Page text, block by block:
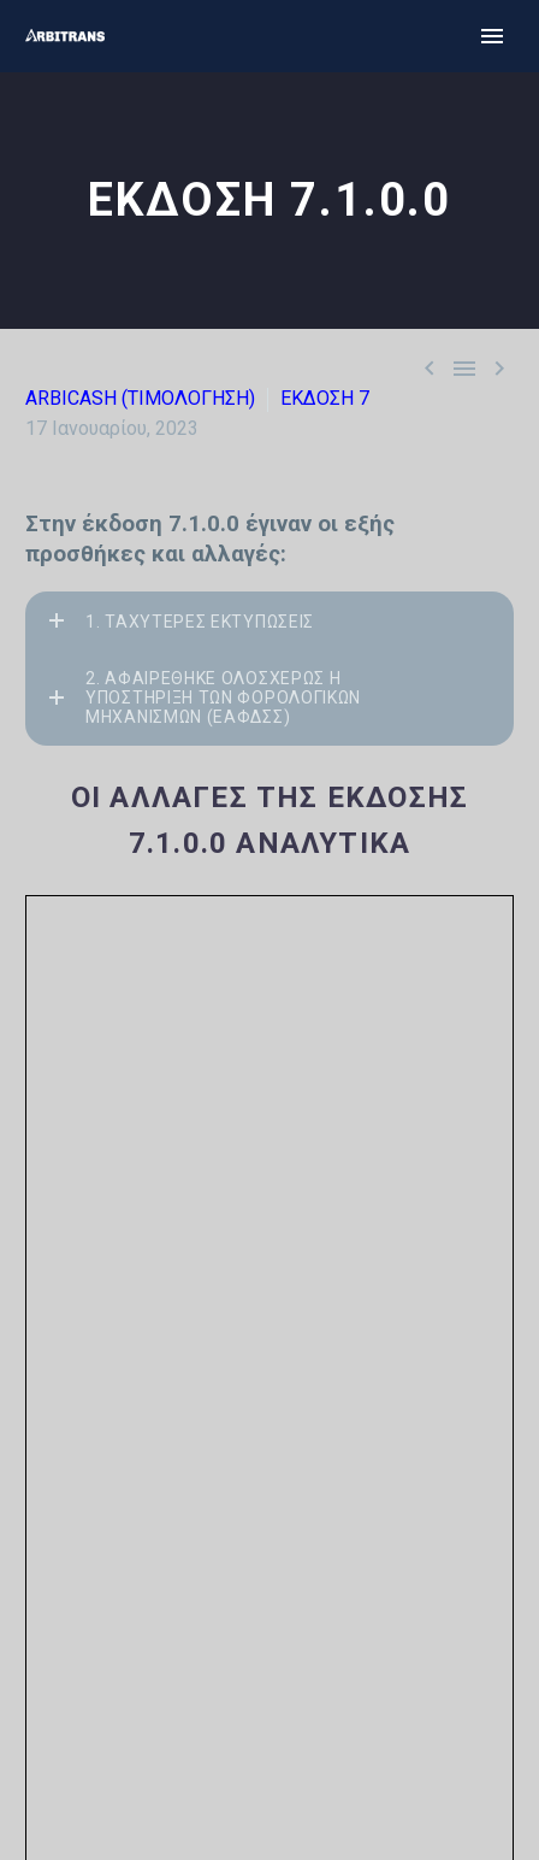
ΕΚΔΟΣΗ 7.1.0.0
  
ARBICASH (ΤΙΜΟΛΟΓΗΣΗ)
ΕΚΔΟΣΗ 7
17 Ιανουαρίου, 2023
Στην έκδοση 7.1.0.0 έγιναν οι εξής
προσθήκες και αλλαγές:
1. ΤΑΧΎΤΕΡΕΣ ΕΚΤΥΠΏΣΕΙΣ
2. ΑΦΑΙΡΈΘΗΚΕ ΟΛΟΣΧΕΡΏΣ Η
ΥΠΟΣΤΉΡΙΞΗ ΤΩΝ ΦΟΡΟΛΟΓΙΚΏΝ
ΜΗΧΑΝΙΣΜΏΝ (ΕΑΦΔΣΣ)
ΟΙ ΑΛΛΑΓΈΣ ΤΗΣ ΈΚΔΟΣΗΣ
7.1.0.0 ΑΝΑΛΥΤΙΚΆ